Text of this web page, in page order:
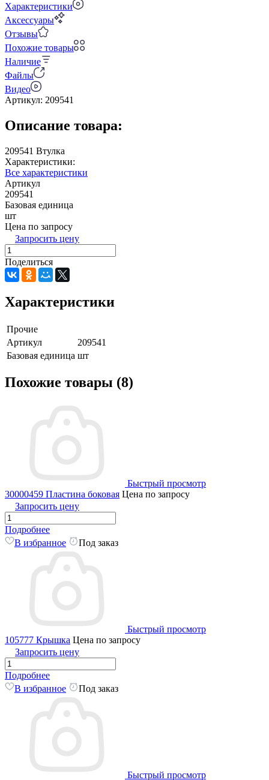
Характеристики
Аксессуары
Отзывы
Похожие товары
Наличие
Файлы
Видео
Артикул: 209541
Описание товара:
209541 Втулка
Характеристики:
Все характеристики
Артикул
209541
Базовая единица
шт
Цена по запросу
Запросить цену
Поделиться
Характеристики
Прочие
Артикул
209541
Базовая единица шт
Похожие товары (8)
Быстрый просмотр
30000459 Пластина боковая Цена по запросу
Запросить цену
Подробнее
В избранное
Под заказ
Быстрый просмотр
105777 Крышка Цена по запросу
Запросить цену
Подробнее
В избранное
Под заказ
Быстрый просмотр